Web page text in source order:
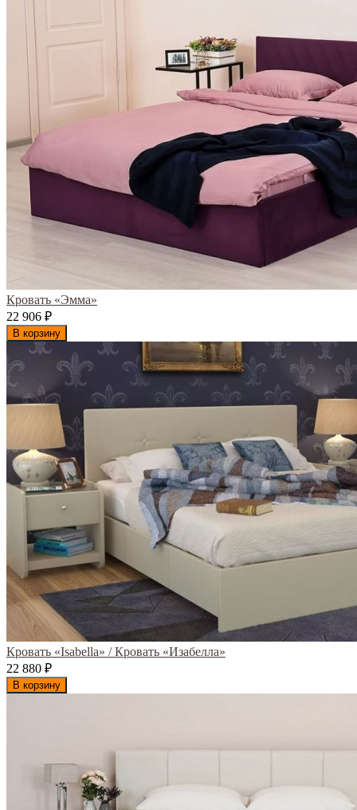
Кровать «Эмма»
22 906 ₽
В корзину
Кровать «Isabella» / Кровать «Изабелла»
22 880 ₽
В корзину